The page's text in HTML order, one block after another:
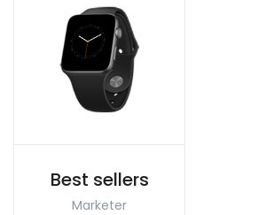
Best sellers
Marketer